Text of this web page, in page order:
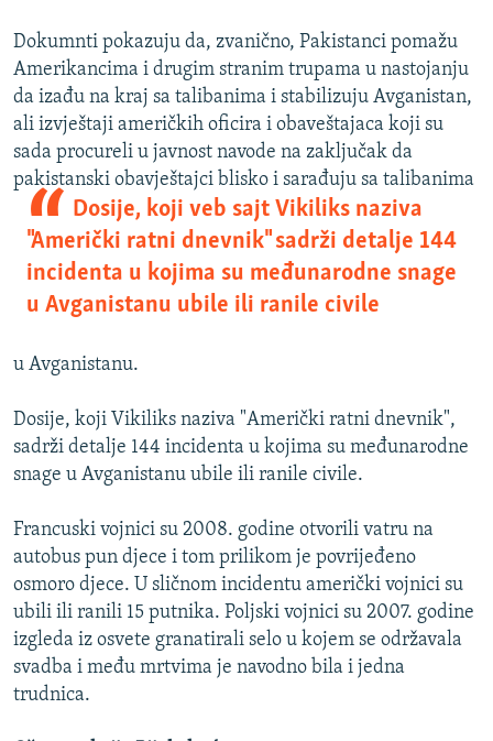
Dokumnti pokazuju da, zvanično, Pakistanci pomažu
Amerikancima i drugim stranim trupama u nastojanju
da izađu na kraj sa talibanima i stabilizuju Avganistan,
ali izvještaji američkih oficira i obaveštajaca koji su
sada procureli u javnost navode na zaključak da
pakistanski obavještajci blisko i
Dosije, koji veb sajt Vikiliks naziva
"Američki ratni dnevnik" sadrži detalje 144
incidenta u kojima su međunarodne snage
u Avganistanu ubile ili ranile civile
sarađuju sa talibanima
u Avganistanu.
Dosije, koji Vikiliks naziva "Američki ratni dnevnik",
sadrži detalje 144 incidenta u kojima su međunarodne
snage u Avganistanu ubile ili ranile civile.
Francuski vojnici su 2008. godine otvorili vatru na
autobus pun djece i tom prilikom je povrijeđeno
osmoro djece. U sličnom incidentu američki vojnici su
ubili ili ranili 15 putnika. Poljski vojnici su 2007. godine
izgleda iz osvete granatirali selo u kojem se održavala
svadba i među mrtvima je navodno bila i jedna
trudnica.